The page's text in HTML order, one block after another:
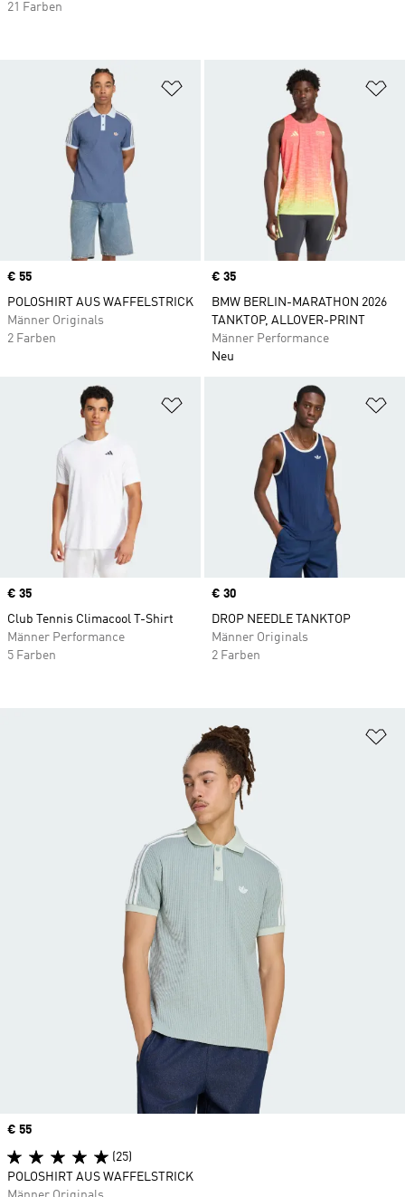
Zur Wunschliste hinzufügen
Price
€ 55
POLOSHIRT AUS WAFFELSTRICK
Männer Originals
2 Farben
Price
€ 35
BMW BERLIN-MARATHON 2026
TANKTOP, ALLOVER-PRINT
Männer Performance
Neu
Zur Wunschliste hinzufügen
Price
€ 35
Club Tennis Climacool T-Shirt
Männer Performance
5 Farben
Price
€ 30
DROP NEEDLE TANKTOP
Männer Originals
2 Farben
21 Farben
Price
€ 55
(25)
POLOSHIRT AUS WAFFELSTRICK